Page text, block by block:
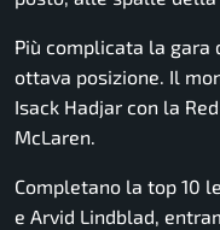
Più complicata la gara
ottava posizione. Il
Isack Hadjar con la
McLaren.
Completano la top 10
e Arvid Lindblad,